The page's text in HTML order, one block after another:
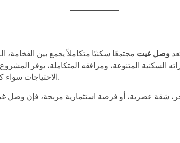
وصل غيت
السكنية المتنوعة، ومرافقه المتكاملة، يوفر
الاحتياجات سواء كانت سكنية، عائلية، أو استثمارية.
شقة عصرية، أو فرصة استثمارية مربحة، فإن وصل